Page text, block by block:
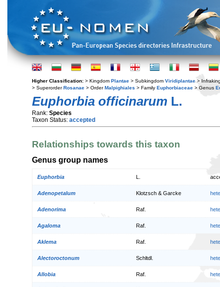
Higher Classification: > Kingdom Plantae > Subkingdom Viridiplantae >
> SuperorderRosanae > OrderMalpighiales > Family Euphorbiaceae > Genus
Euphorbia officinarum L.
Rank: Species
Taxon Status: accepted
Relationships towards this taxon
Genus group names
Euphorbia
Adenopetalum Klotzsch & Garcke
Adenorima Raf.
Agaloma Raf.
Aklema Raf.
Alectoroctonum Schltdl.
Allobia Raf.